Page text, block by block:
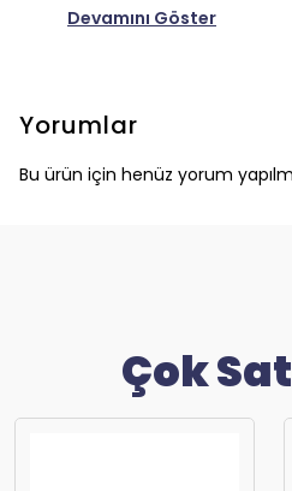
Devamını Göster
Yorumlar
Bu ürün için henüz yorum
Çok